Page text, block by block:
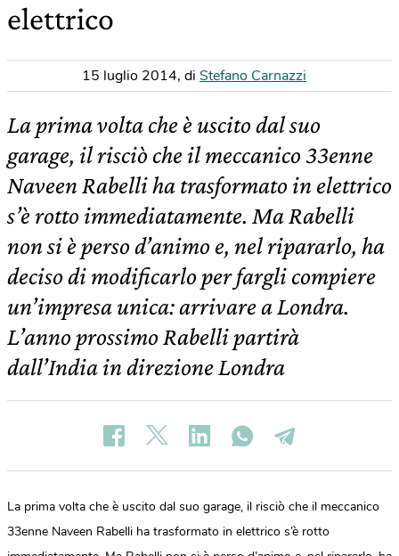
elettrico
15 luglio 2014, di Stefano Carnazzi
La prima volta che è uscito dal suo
garage, il risciò che il meccanico 33enne
Naveen Rabelli ha trasformato in elettrico
s’è rotto immediatamente. Ma Rabelli
non si è perso d’animo e, nel ripararlo, ha
deciso di modificarlo per fargli compiere
un’impresa unica: arrivare a Londra.
L’anno prossimo Rabelli partirà
dall’India in direzione Londra
La prima volta che è uscito dal suo garage, il risciò che il meccanico
33enne Naveen Rabelli ha trasformato in elettrico s’è rotto